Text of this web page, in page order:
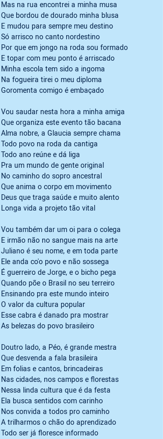
Mas na rua encontrei a minha musa
Que bordou de dourado minha blusa
E mudou para sempre meu destino
Só arrisco no canto nordestino
Por que em jongo na roda sou formado
E topar com meu ponto é arriscado
Minha escola tem sido a ingoma
Na fogueira tirei o meu diploma
Goromenta comigo é embaçado
Vou saudar nesta hora a minha amiga
Que organiza este evento tão bacana
Alma nobre, a Glaucia sempre chama
Todo povo na roda da cantiga
Todo ano reúne e dá liga
Pra um mundo de gente original
No caminho do sopro ancestral
Que anima o corpo em movimento
Deus que traga saúde e muito alento
Longa vida a projeto tão vital
Vou também dar um oi para o colega
E irmão não no sangue mais na arte
Juliano é seu nome, e em toda parte
Ele anda co'o povo e não sossega
É guerreiro de Jorge, e o bicho pega
Quando põe o Brasil no seu terreiro
Ensinando pra este mundo inteiro
O valor da cultura popular
Esse cabra é danado pra mostrar
As belezas do povo brasileiro
Doutro lado, a Péo, é grande mestra
Que desvenda a fala brasileira
Em folias e cantos, brincadeiras
Nas cidades, nos campos e florestas
Nessa linda cultura que é da festa
Ela busca sentidos com carinho
Nos convida a todos pro caminho
A trilharmos o chão do aprendizado
Todo ser já floresce informado